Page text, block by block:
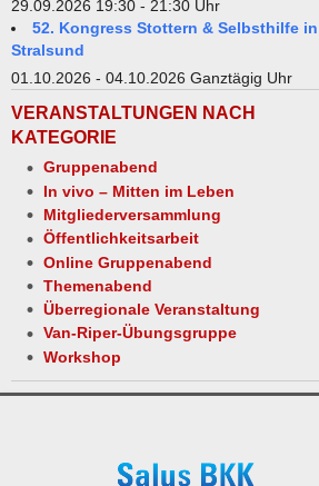
29.09.2026 19:30 - 21:30 Uhr
52. Kongress Stottern & Selbsthilfe in
Stralsund
01.10.2026 - 04.10.2026 Ganztägig Uhr
VERANSTALTUNGEN NACH
KATEGORIE
Gruppenabend
In vivo – Mitten im Leben
Mitgliederversammlung
Öffentlichkeitsarbeit
Online Gruppenabend
Themenabend
Überregionale Veranstaltung
Van-Riper-Übungsgruppe
Workshop